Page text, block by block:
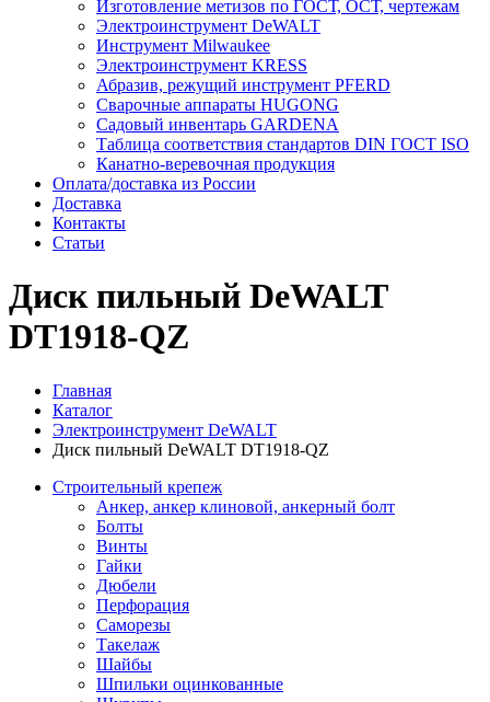
Изготовление метизов по ГОСТ, ОСТ, чертежам
Электроинструмент DeWALT
Инструмент Milwaukee
Электроинструмент KRESS
Абразив, режущий инструмент PFERD
Сварочные аппараты HUGONG
Садовый инвентарь GARDENA
Таблица соответствия стандартов DIN ГОСТ ISO
Канатно-веревочная продукция
Оплата/доставка из России
Доставка
Контакты
Статьи
Диск пильный DeWALT
DT1918-QZ
Главная
Каталог
Электроинструмент DeWALT
Диск пильный DeWALT DT1918-QZ
Строительный крепеж
Анкер, анкер клиновой, анкерный болт
Болты
Винты
Гайки
Дюбели
Перфорация
Саморезы
Такелаж
Шайбы
Шпильки оцинкованные